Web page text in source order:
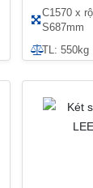
C1570 x
S687mm
TL: 550kg